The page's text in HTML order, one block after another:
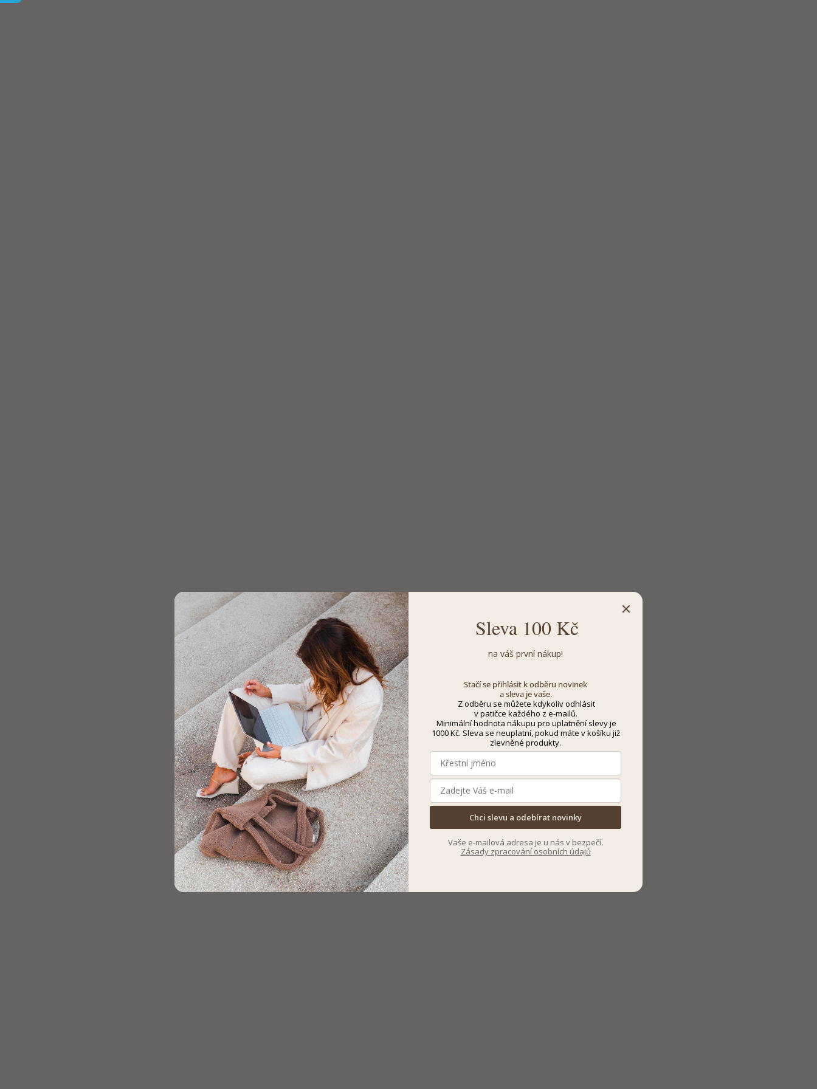
Sleva 100 Kč
na váš první nákup!
Stačí se přihlásit k odběru novinek
a sleva je vaše.
Z odběru se můžete kdykoliv odhlásit
v patičce každého z e-mailů.
Minimální hodnota nákupu pro uplatnění slevy je
1000 Kč. Sleva se neuplatní, pokud máte v košíku již
zlevněné produkty.
Chci slevu a odebírat novinky
Vaše e-mailová adresa je u nás v bezpečí.
Zásady zpracování osobních údajů